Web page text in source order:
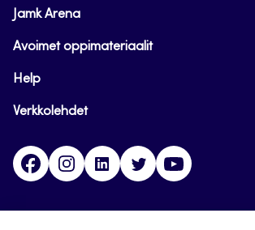
Jamk Arena
Avoimet oppimateriaalit
Help
Verkkolehdet
FacebookInstagramLinkedinTwitter